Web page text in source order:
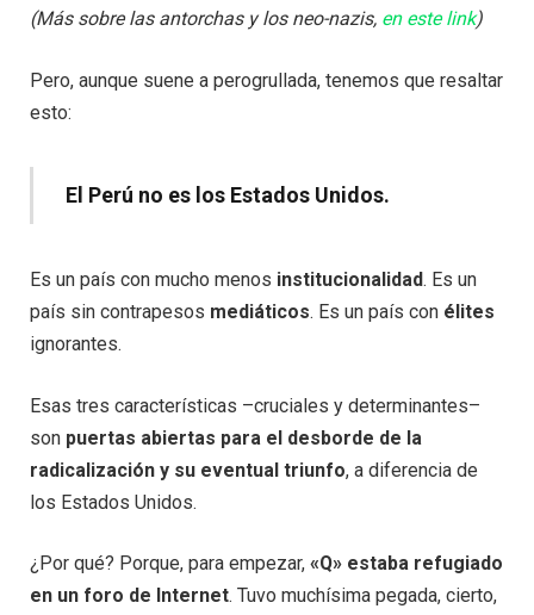
(Más sobre las antorchas y los neo-nazis, en este link)
Pero, aunque suene a perogrullada, tenemos que resaltar
esto:
El Perú no es los Estados Unidos.
Es un país con mucho menos institucionalidad. Es un
país sin contrapesos mediáticos. Es un país con élites
ignorantes.
Esas tres características –cruciales y determinantes–
son puertas abiertas para el desborde de la
radicalización y su eventual triunfo, a diferencia de
los Estados Unidos.
¿Por qué? Porque, para empezar, «Q» estaba refugiado
en un foro de Internet. Tuvo muchísima pegada, cierto,